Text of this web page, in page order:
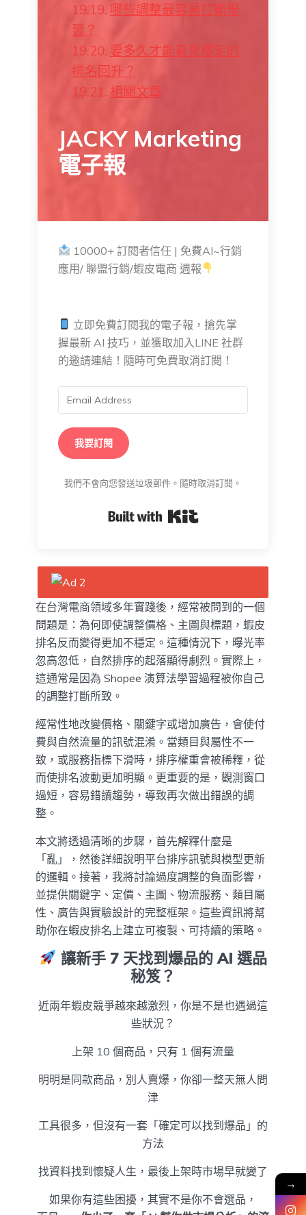
哪些調整最容易打斷學
習？
要多久才能看見穩定的
排名回升？
相關文章
JACKY Marketing
電子報
10000+ 訂閱者信任 | 免費AI~行銷
應用/ 聯盟行銷/蝦皮電商 週報
立即免費訂閱我的電子報，搶先掌
握最新 AI 技巧，並獲取加入LINE 社群
的邀請連結！隨時可免費取消訂閱！
我要訂閱
我們不會向您發送垃圾郵件。隨時取消訂閱。
在台灣電商領域多年實踐後，經常被問到的一個
問題是：為何即使調整價格、主圖與標題，蝦皮
排名反而變得更加不穩定。這種情況下，曝光率
忽高忽低，自然排序的起落顯得劇烈。實際上，
這通常是因為 Shopee 演算法學習過程被你自己
的調整打斷所致。
經常性地改變價格、關鍵字或增加廣告，會使付
費與自然流量的訊號混淆。當類目與屬性不一
致，或服務指標下滑時，排序權重會被稀釋，從
而使排名波動更加明顯。更重要的是，觀測窗口
過短，容易錯讀趨勢，導致再次做出錯誤的調
整。
本文將透過清晰的步驟，首先解釋什麼是
「亂」，然後詳細說明平台排序訊號與模型更新
的邏輯。接著，我將討論過度調整的負面影響，
並提供關鍵字、定價、主圖、物流服務、類目屬
性、廣告與實驗設計的完整框架。這些資訊將幫
助你在蝦皮排名上建立可複製、可持續的策略。
讓新手 7 天找到爆品的 AI 選品
秘笈？
近兩年蝦皮競爭越來越激烈，你是不是也遇過這
些狀況？
上架 10 個商品，只有 1 個有流量
明明是同款商品，別人賣爆，你卻一整天無人問
津
工具很多，但沒有一套「確定可以找到爆品」的
方法
找資料找到懷疑人生，最後上架時市場早就變了
如果你有這些困擾，其實不是你不會選品，
→